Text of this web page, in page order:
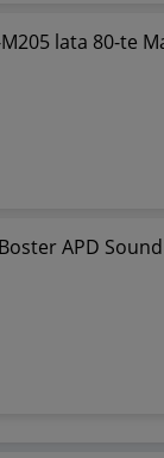
lata 80-te
APD